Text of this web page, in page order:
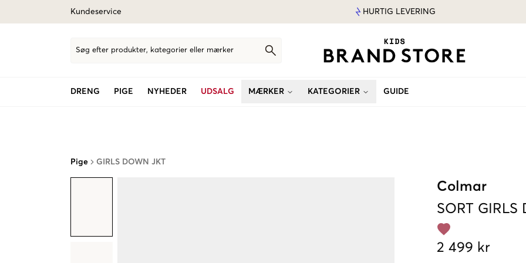
Kundeservice HURTIG LEVERING
Søg efter produkter, kategorier eller mærker
DRENG PIGE NYHEDER UDSALG MÆRKER KATEGORIER GUIDE
Pige GIRLS DOWN JKT
Colmar
SORT GIRLS
2 499 kr